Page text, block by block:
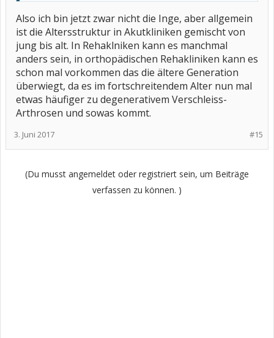
Also ich bin jetzt zwar nicht die Inge, aber allgemein
ist die Altersstruktur in Akutkliniken gemischt von
jung bis alt. In Rehaklniken kann es manchmal
anders sein, in orthopädischen Rehakliniken kann es
schon mal vorkommen das die ältere Generation
überwiegt, da es im fortschreitendem Alter nun mal
etwas häufiger zu degenerativem Verschleiss-
Arthrosen und sowas kommt.
#15
3. Juni 2017
(Du musst angemeldet oder registriert sein, um Beiträge
verfassen zu können. )